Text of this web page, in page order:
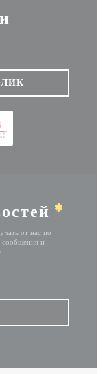
*
от нас по
сообщения и